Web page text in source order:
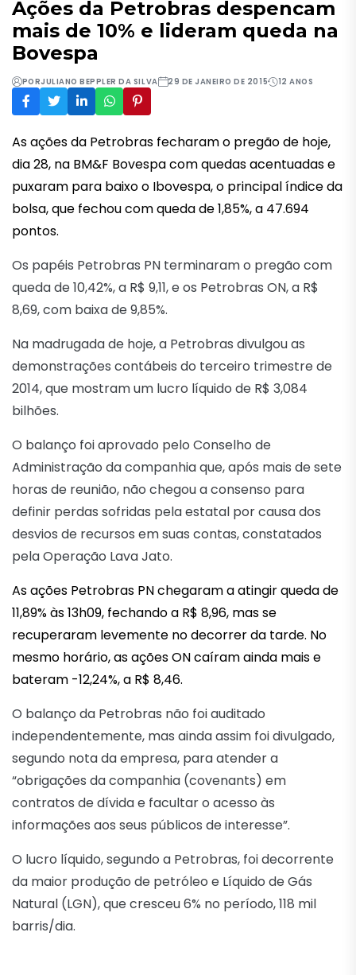
Ações da Petrobras despencam
mais de 10% e lideram queda na
Bovespa
PORJULIANO BEPPLER DA SILVA 29 DE JANEIRO DE 2015 12 ANOS
As ações da Petrobras fecharam o pregão de hoje,
dia 28, na BM&F Bovespa com quedas acentuadas e
puxaram para baixo o Ibovespa, o principal índice da
bolsa, que fechou com queda de 1,85%, a 47.694
pontos.
Os papéis Petrobras PN terminaram o pregão com
queda de 10,42%, a R$ 9,11, e os Petrobras ON, a R$
8,69, com baixa de 9,85%.
Na madrugada de hoje, a Petrobras divulgou as
demonstrações contábeis do terceiro trimestre de
2014, que mostram um lucro líquido de R$ 3,084
bilhões.
O balanço foi aprovado pelo Conselho de
Administração da companhia que, após mais de sete
horas de reunião, não chegou a consenso para
definir perdas sofridas pela estatal por causa dos
desvios de recursos em suas contas, constatados
pela Operação Lava Jato.
As ações Petrobras PN chegaram a atingir queda de
11,89% às 13h09, fechando a R$ 8,96, mas se
recuperaram levemente no decorrer da tarde. No
mesmo horário, as ações ON caíram ainda mais e
bateram -12,24%, a R$ 8,46.
O balanço da Petrobras não foi auditado
independentemente, mas ainda assim foi divulgado,
segundo nota da empresa, para atender a
“obrigações da companhia (covenants) em
contratos de dívida e facultar o acesso às
informações aos seus públicos de interesse”.
O lucro líquido, segundo a Petrobras, foi decorrente
da maior produção de petróleo e Líquido de Gás
Natural (LGN), que cresceu 6% no período, 118 mil
barris/dia.